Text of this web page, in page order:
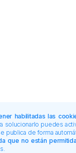
habilitadas las
solucionarlo puedes
publica de forma
que no están